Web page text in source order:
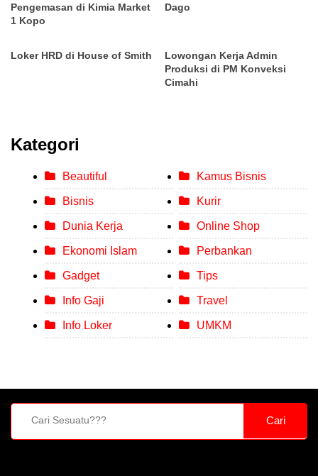
Pengemasan di Kimia Market
1 Kopo
Dago
Loker HRD di House of Smith
Lowongan Kerja Admin
Produksi di PM Konveksi
Cimahi
Kategori
Beautiful
Bisnis
Dunia Kerja
Ekonomi Islam
Gadget
Info Gaji
Info Loker
Kamus Bisnis
Kurir
Online Shop
Perbankan
Tips
Travel
UMKM
Cari